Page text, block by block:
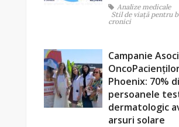
Analize medicale
Stil de viaţă pentru
cronici
Campanie
Phoenix: 70%
persoanele
dermatologic
arsuri solare